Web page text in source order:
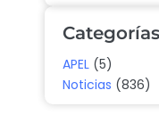
APEL (5)
Noticias (836)